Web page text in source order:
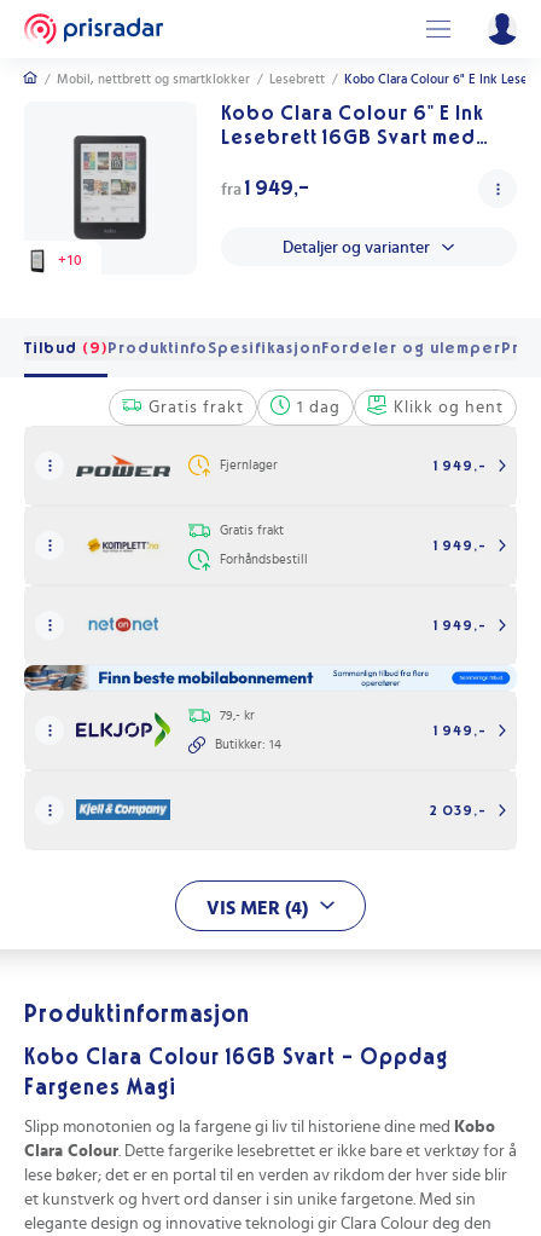
/ Mobil, nettbrett og smartklokker / Lesebrett / Kobo Clara Colour 6" E Ink
+10
Kobo Clara Colour 6" E Ink
Lesebrett 16GB Svart med
fra 1 949,-
Detaljer og varianter
Tilbud (9)Produktinfo SpesifikasjonFordeler og ulemperPris
Gratis frakt 1 dag Klikk og hent
Fjernlager 1 949,-
Gratis frakt
Forhåndsbestill
1 949,-
1 949,-
79,- kr
Butikker: 14
1 949,-
2 039,-
VIS MER (4)
Produktinformasjon
Kobo Clara Colour 16GB Svart - Oppdag
Fargenes Magi
Slipp monotonien og la fargene gi liv til historiene dine med Kobo
Clara Colour . Dette fargerike lesebrettet er ikke bare et verktøy for å
lese bøker; det er en portal til en verden av rikdom der hver side blir
et kunstverk og hvert ord danser i sin unike fargetone. Med sin
elegante design og innovative teknologi gir Clara Colour deg den